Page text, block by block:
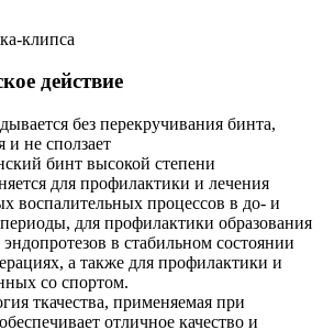
клипса
действие
без перекручивания бинта,
и не сползает
бинт высокой степени
для профилактики и лечения
воспалительных процессов в до- и
для профилактики образования
в стабильном состоянии
а также для профилактики и
со спортом.
ткачества, применяемая при
отличное качество и